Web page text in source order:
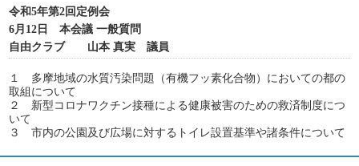
令和5年第2回定例会
6月12日 本会議 一般質問
自由クラブ 山本 真実 議員
１ 多摩地域の水質汚染問題（有機フッ素化合物）においての都の
取組について
２ 新型コロナワクチン接種による健康被害のための救済制度につ
いて
３ 市内の公園及び広場に対するトイレ設置基準や諸条件について